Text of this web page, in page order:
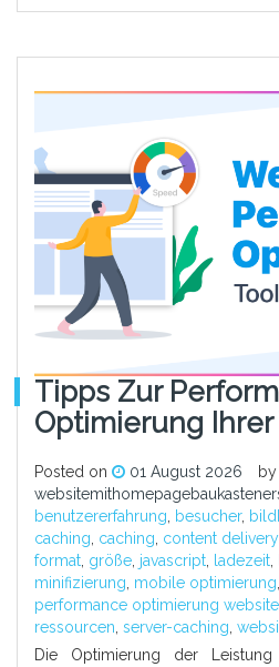
Tipps Zur
Optimierung
Posted on 01 August 2026
by
benutzererfahrung
besucher,
caching caching content
format größe javascript ladezeit
minifizierung mobile optimierung
performance optimierung website
ressourcen server-caching
Die Optimierung der